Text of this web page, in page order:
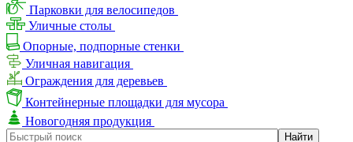
Парковки для велосипедов
Уличные столы
Опорные, подпорные стенки
Уличная навигация
Ограждения для деревьев
Контейнерные площадки для мусора
Новогодняя продукция